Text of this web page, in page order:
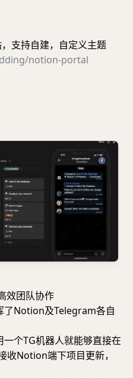
支持自建，自定义主题
notion-portal
效团队协作
了Notion及Telegram各自
个TG机器人就能够直接在
收Notion端下项目更新，